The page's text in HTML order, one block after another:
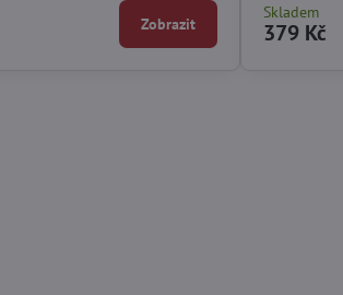
Zobrazit
Skladem
379 Kč